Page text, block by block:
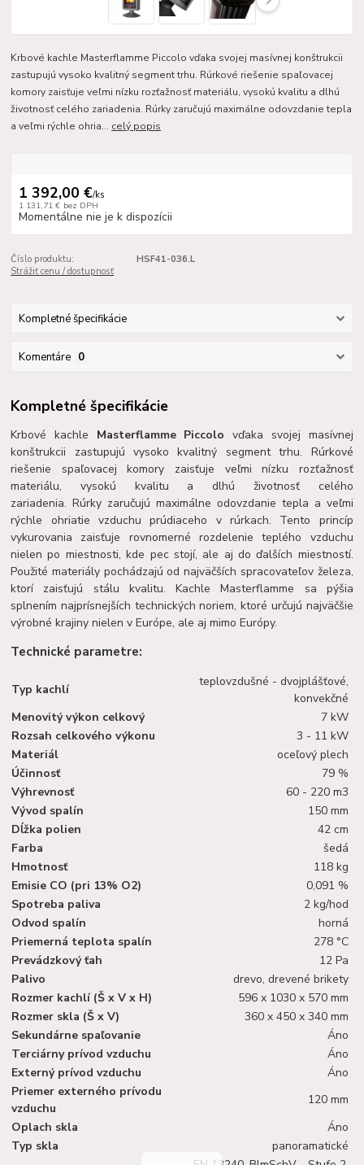
Krbové kachle Masterflamme Piccolo vďaka svojej masívnej konštrukcii
zastupujú vysoko kvalitný segment trhu. Rúrkové riešenie spaľovacej
komory zaisťuje veľmi nízku rozťažnosť materiálu, vysokú kvalitu a dlhú
životnosť celého zariadenia. Rúrky zaručujú maximálne odovzdanie tepla
a veľmi rýchle ohria... celý popis
1 392,00 €/ks
1 131,71 € bez DPH
Momentálne nie je k dispozícii
Číslo produktu:
HSF41-036.L
Strážiť cenu / dostupnosť
Kompletné špecifikácie
Komentáre 0
Kompletné špecifikácie
Krbové kachle Masterflamme Piccolo vďaka svojej masívnej
konštrukcii zastupujú vysoko kvalitný segment trhu. Rúrkové
riešenie spaľovacej komory zaisťuje veľmi nízku rozťažnosť
materiálu, vysokú kvalitu a dlhú životnosť celého
zariadenia. Rúrky zaručujú maximálne odovzdanie tepla a veľmi
rýchle ohriatie vzduchu prúdiaceho v rúrkach. Tento princíp
vykurovania zaisťuje rovnomerné rozdelenie teplého vzduchu
nielen po miestnosti, kde pec stojí, ale aj do ďalších miestností.
Použité materiály pochádzajú od najväčších spracovateľov železa,
ktorí zaisťujú stálu kvalitu. Kachle Masterflamme sa pýšia
splnením najprísnejších technických noriem, ktoré určujú najväčšie
výrobné krajiny nielen v Európe, ale aj mimo Európy.
Technické parametre:
Typ kachlí
teplovzdušné - dvojplášťové,
konvekčné
Menovitý výkon celkový
7 kW
Rozsah celkového výkonu
3 - 11 kW
Materiál
oceľový plech
Účinnosť
79 %
Výhrevnosť
60 - 220 m3
Vývod spalín
150 mm
Dĺžka polien
42 cm
Farba
šedá
Hmotnosť
118 kg
Emisie CO (pri 13% O2)
0,091 %
Spotreba paliva
2 kg/hod
Odvod spalín
horná
Priemerná teplota spalín
278 °C
Prevádzkový ťah
12 Pa
Palivo
drevo, drevené brikety
Rozmer kachlí (Š x V x H)
596 x 1030 x 570 mm
Rozmer skla (Š x V)
360 x 450 x 340 mm
Sekundárne spaľovanie
Áno
Terciárny prívod vzduchu
Áno
Externý prívod vzduchu
Áno
Priemer externého prívodu
vzduchu
120 mm
Oplach skla
Áno
Typ skla
panoramatické